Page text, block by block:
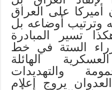
أميركا على العراق
وترتيب أوضاعه بل
تسير المبادرة
الستة في خط
الهائلة
والتهديدات
يروج إعلام